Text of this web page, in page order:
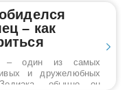
– как
– один из самых
и дружелюбных
обычно он